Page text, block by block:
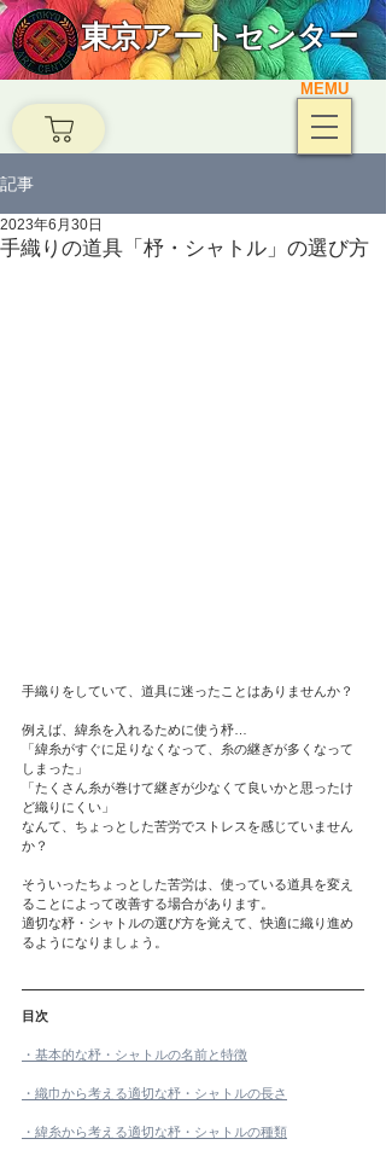
東京アートセンター
MEMU
記事
手織りの道具「杼・シャトル」の選び方
2023年6月30日
手織りをしていて、道具に迷ったことはありませんか？
例えば、緯糸を入れるために使う杼…
「緯糸がすぐに足りなくなって、糸の継ぎが多くなって
しまった」
「たくさん糸が巻けて継ぎが少なくて良いかと思ったけ
ど織りにくい」
なんて、ちょっとした苦労でストレスを感じていません
か？
そういったちょっとした苦労は、使っている道具を変え
ることによって改善する場合があります。
適切な杼・シャトルの選び方を覚えて、快適に織り進め
るようになりましょう。
目次
・基本的な杼・シャトルの名前と特徴
・織巾から考える適切な杼・シャトルの長さ
・緯糸から考える適切な杼・シャトルの種類